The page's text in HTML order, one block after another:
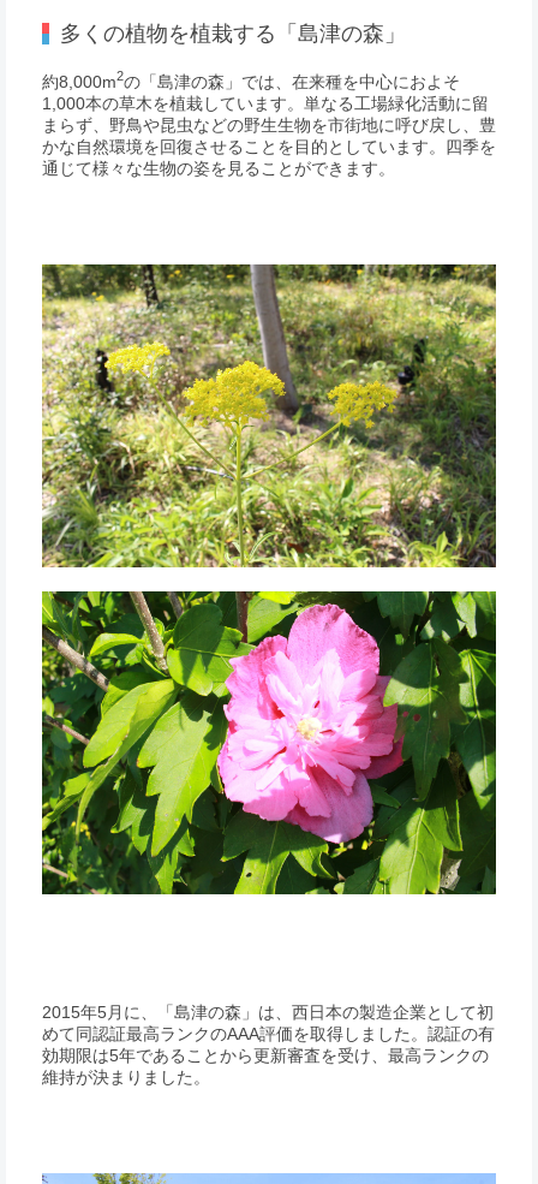
多くの植物を植栽する「島津の森」
約8,000m2の「島津の森」では、在来種を中心におよそ
1,000本の草木を植栽しています。単なる工場緑化活動に留
まらず、野鳥や昆虫などの野生生物を市街地に呼び戻し、豊
かな自然環境を回復させることを目的としています。四季を
通じて様々な生物の姿を見ることができます。
2015年5月に、「島津の森」は、西日本の製造企業として初
めて同認証最高ランクのAAA評価を取得しました。認証の有
効期限は5年であることから更新審査を受け、最高ランクの
維持が決まりました。